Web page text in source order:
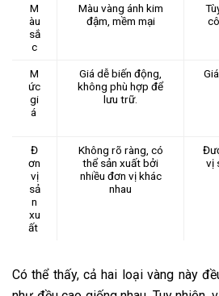
M
àu
sắ
c
Màu vàng ánh kim
đậm, mềm mại
M
ức
gi
á
Giá dễ biến động,
không phù hợp để
lưu trữ.
Đ
ơn
vị
sả
n
xu
ất
Không rõ ràng, có
thể sản xuất bởi
nhiều đơn vị khác
nhau
vị
Có thể thấy, cả hai loại vàng này